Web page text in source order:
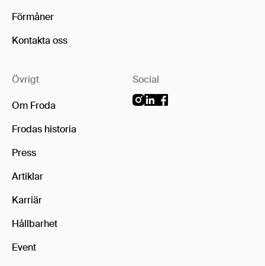
Förmåner
Kontakta oss
Övrigt
Om Froda
Frodas historia
Press
Artiklar
Karriär
Hållbarhet
Event
Social